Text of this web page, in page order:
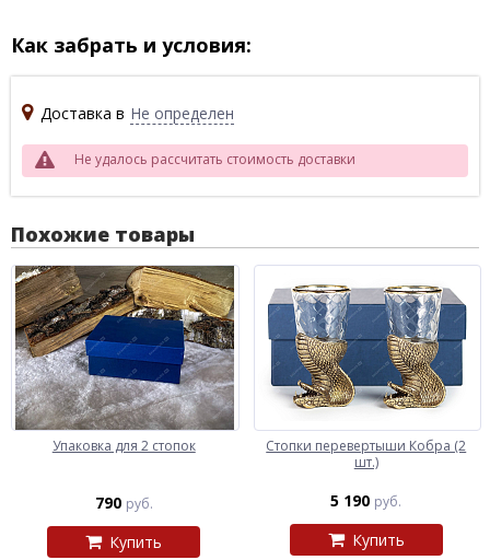
Как забрать и условия:
Доставка в Не определен
Не удалось рассчитать стоимость доставки
Похожие товары
Упаковка для 2 стопок
790 руб.
Купить
Стопки перевертыши Кобра (2
шт.)
5 190 руб.
Купить